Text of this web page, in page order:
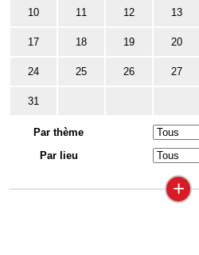
10 11 12 13
17 18 19 20
24 25 26 27
31
Par thème
Par lieu
+